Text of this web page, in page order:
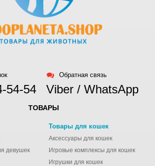
54-54
Обратная связь
Viber / WhatsApp
ТОВАРЫ
девушек
Товары для кошек
Аксессуары для кошек
Игровые комплексы для кошек
Игрушки для кошек